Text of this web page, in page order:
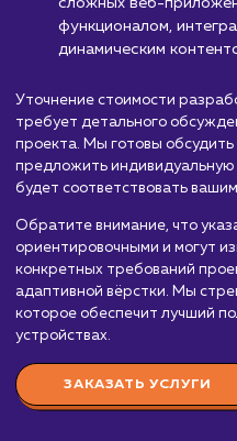
сайта
от 30 000
Мы предлагаем услуги по
которые позволят вашему
отображаться на
Стоимость адаптивной
факторов, включая
приблизительный порядок